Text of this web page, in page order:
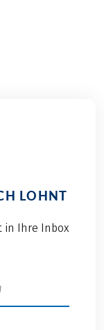
LOHNT
in Ihre Inbox